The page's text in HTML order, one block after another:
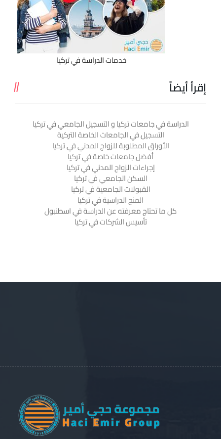
خدمات الدراسة في تركيا
إقرأ أيضاً
الدراسة في جامعات تركيا و التسجيل الجامعي في تركيا
التسجيل في الجامعات الخاصة التركية
الأوراق المطلوبة للزواج المدني في تركيا
أفضل جامعات خاصة في تركيا
إجراءات الزواج المدني في تركيا
السكن الجامعي في تركيا
القبولات الجامعية في تركيا
المنح الدراسية في تركيا
كل ما تحتاج معرفته عن الدراسة في اسطنبول
تأسيس الشركات في تركيا